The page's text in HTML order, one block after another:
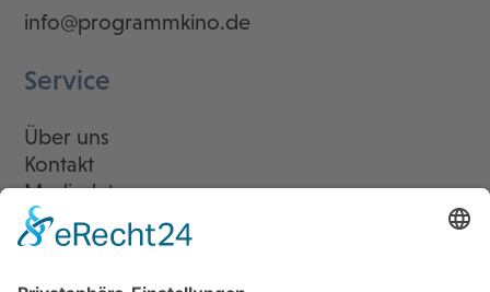
info@programmkino.de
Service
Über uns
Kontakt
Mediadaten
Newsletter
LogIn